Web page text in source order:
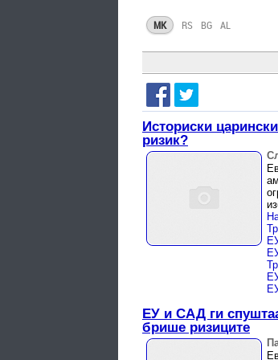
MK RS BG AL
Историски
ризик?
ЕУ и САД ги
брише ризиците